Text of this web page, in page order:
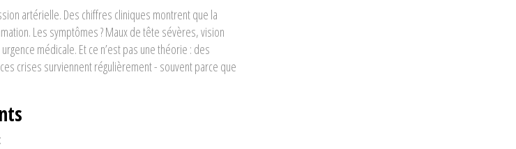
artérielle. Des chiffres cliniques montrent que la
Les symptômes ? Maux de tête sévères, vision
médicale. Et ce n’est pas une théorie : des
crises surviennent régulièrement - souvent parce que